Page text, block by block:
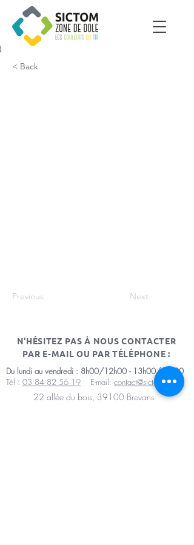
< Back
Previous Next
N'HÉSITEZ PAS À NOUS CONTACTER
PAR E-MAIL OU PAR TÉLÉPHONE :
Du lundi au vendredi : 8h00/12h00 - 13h00/17h00
Tél : 03 84 82 56 19 E-mail: contact@sictomdole.fr
22 allée du bois, 39100 Brevans